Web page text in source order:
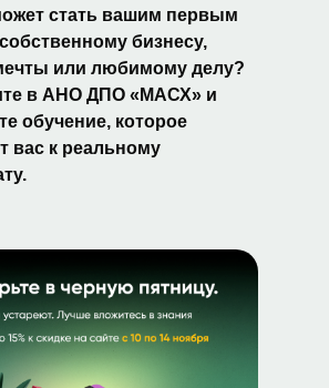
стать вашим первым
бизнесу,
или любимому делу?
в АНО ДПО «МАСХ» и
обучение, которое
вас к реальному